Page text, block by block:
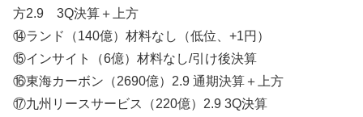
方2.9 3Q決算＋上方
⑭ランド（140億）材料なし（低位、+1円）
⑮インサイト（6億）材料なし/引け後決算
⑯東海カーボン（2690億）2.9 通期決算＋上方
⑰九州リースサービス（220億）2.9 3Q決算